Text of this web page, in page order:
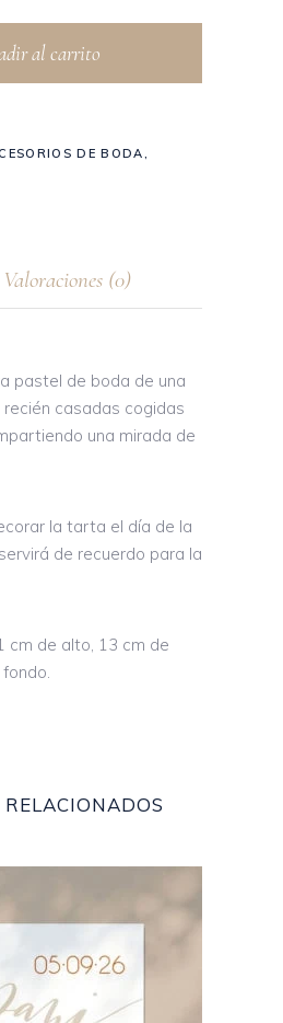
al carrito
DE BODA,
Valoraciones (0)
pastel de boda de una
casadas cogidas
una mirada de
la tarta el día de la
de recuerdo para la
cm de alto, 13 cm de